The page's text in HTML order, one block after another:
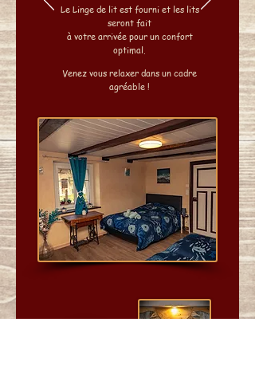
Le Linge de lit est fourni et les lits
seront fait
à votre arrivée pour un confort
optimal.
Venez vous relaxer dans un cadre
agréable !